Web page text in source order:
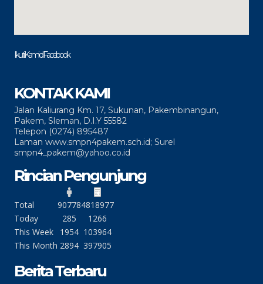
Ikuti Kami di Facebook
KONTAK KAMI
Jalan Kaliurang Km. 17, Sukunan, Pakembinangun,
Pakem, Sleman, D.I.Y 55582
Telepon (0274) 895487
Laman www.smpn4pakem.sch.id; Surel
smpn4_pakem@yahoo.co.id
Rincian Pengunjung
Total 907784818977
Today
285
1266
This Week
1954 103964
This Month 2894 397905
Berita Terbaru